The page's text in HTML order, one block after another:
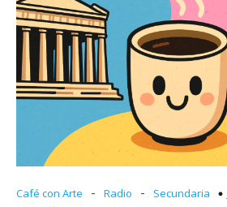
Café con Arte - Radio - Secundaria